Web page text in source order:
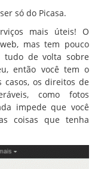
só do Picasa.
mais úteis! O
mas tem pouco
tudo de volta sobre
então você tem o
os direitos de
como fotos
impede que você
coisas que tenha